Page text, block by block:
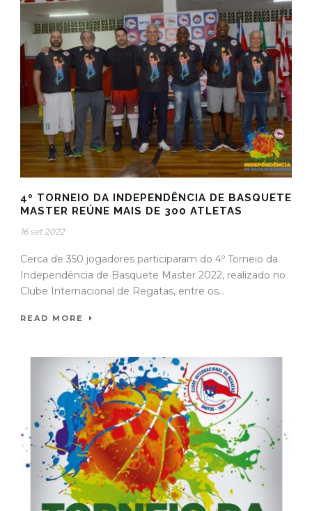
4º TORNEIO DA INDEPENDÊNCIA DE BASQUETE
MASTER REÚNE MAIS DE 300 ATLETAS
16 set 2022
Cerca de 350 jogadores participaram do 4º Torneio da
Independência de Basquete Master 2022, realizado no
Clube Internacional de Regatas, entre os...
READ MORE